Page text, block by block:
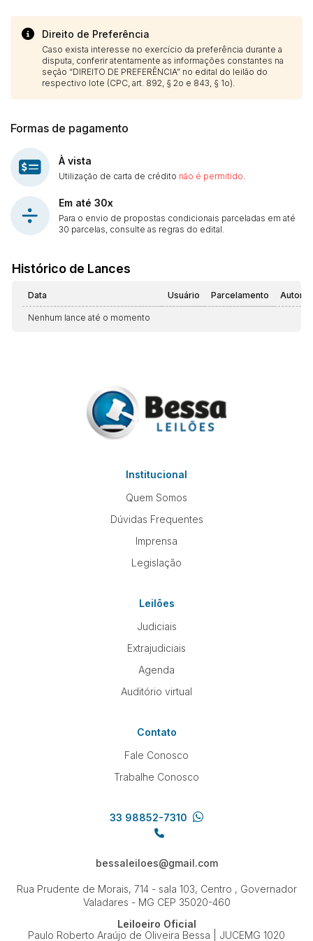
Direito de Preferência
Caso exista interesse no exercício da preferência durante a
disputa, conferir atentamente as informações constantes na
seção “DIREITO DE PREFERÊNCIA” no edital do leilão do
respectivo lote (CPC, art. 892, § 2o e 843, § 1o).
Formas de pagamento
À vista
Utilização de carta de crédito não é permitido
Em até 30x
Para o envio de propostas condicionais parceladas em até
30 parcelas, consulte as regras do edital.
Histórico de Lances
Data Usuário Parcelamento
Nenhum lance até o momento
Institucional
Quem Somos
Dúvidas Frequentes
Imprensa
Legislação
Leilões
Judiciais
Extrajudiciais
Agenda
Auditório virtual
Contato
Fale Conosco
Trabalhe Conosco
33 98852-7310
bessaleiloes@gmail.com
Rua Prudente de Morais, 714 - sala 103, Centro , Governador
Valadares - MG CEP 35020-460
Leiloeiro Oficial
Paulo Roberto Araújo de Oliveira Bessa | JUCEMG 1020